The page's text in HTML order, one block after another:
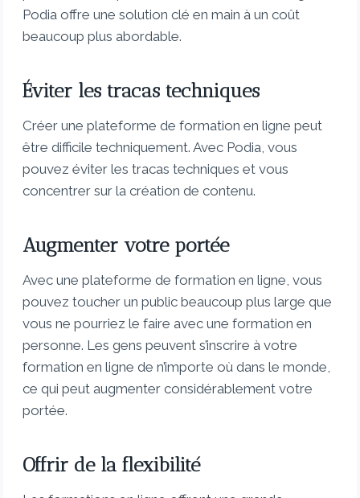
Podia offre une solution clé en main à un coût
beaucoup plus abordable.
Éviter les tracas techniques
Créer une plateforme de formation en ligne peut
être difficile techniquement. Avec Podia, vous
pouvez éviter les tracas techniques et vous
concentrer sur la création de contenu.
Augmenter votre portée
Avec une plateforme de formation en ligne, vous
pouvez toucher un public beaucoup plus large que
vous ne pourriez le faire avec une formation en
personne. Les gens peuvent s’inscrire à votre
formation en ligne de n’importe où dans le monde,
ce qui peut augmenter considérablement votre
portée.
Offrir de la flexibilité